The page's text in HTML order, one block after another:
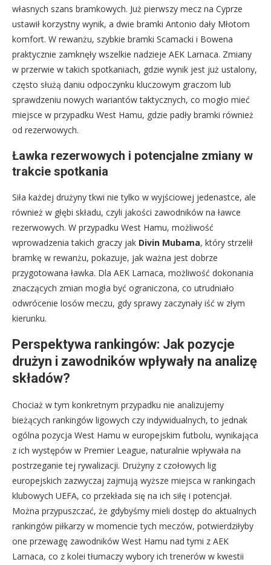
własnych szans bramkowych. Już pierwszy mecz na Cyprze
ustawił korzystny wynik, a dwie bramki Antonio dały Młotom
komfort. W rewanżu, szybkie bramki Scamacki i Bowena
praktycznie zamknęły wszelkie nadzieje AEK Larnaca. Zmiany
w przerwie w takich spotkaniach, gdzie wynik jest już ustalony,
często służą daniu odpoczynku kluczowym graczom lub
sprawdzeniu nowych wariantów taktycznych, co mogło mieć
miejsce w przypadku West Hamu, gdzie padły bramki również
od rezerwowych.
Ławka rezerwowych i potencjalne zmiany w
trakcie spotkania
Siła każdej drużyny tkwi nie tylko w wyjściowej jedenastce, ale
również w głębi składu, czyli jakości zawodników na ławce
rezerwowych. W przypadku West Hamu, możliwość
wprowadzenia takich graczy jak Divin Mubama, który strzelił
bramkę w rewanżu, pokazuje, jak ważna jest dobrze
przygotowana ławka. Dla AEK Larnaca, możliwość dokonania
znaczących zmian mogła być ograniczona, co utrudniało
odwrócenie losów meczu, gdy sprawy zaczynały iść w złym
kierunku.
Perspektywa rankingów: Jak pozycje
drużyn i zawodników wpływały na analizę
składów?
Chociaż w tym konkretnym przypadku nie analizujemy
bieżących rankingów ligowych czy indywidualnych, to jednak
ogólna pozycja West Hamu w europejskim futbolu, wynikająca
z ich występów w Premier League, naturalnie wpływała na
postrzeganie tej rywalizacji. Drużyny z czołowych lig
europejskich zazwyczaj zajmują wyższe miejsca w rankingach
klubowych UEFA, co przekłada się na ich siłę i potencjał.
Można przypuszczać, że gdybyśmy mieli dostęp do aktualnych
rankingów piłkarzy w momencie tych meczów, potwierdziłyby
one przewagę zawodników West Hamu nad tymi z AEK
Larnaca, co z kolei tłumaczy wybory ich trenerów w kwestii